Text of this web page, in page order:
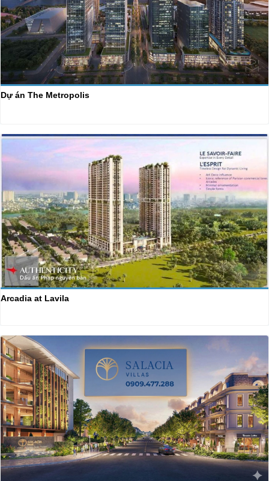
Dự án The Metropolis
Arcadia at Lavila